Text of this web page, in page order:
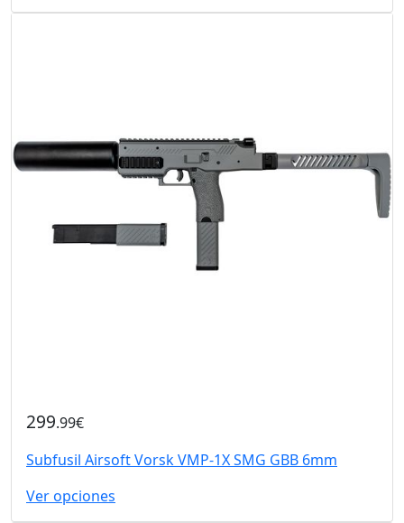
299.99€
Subfusil Airsoft Vorsk VMP-1X SMG GBB 6mm
Ver opciones